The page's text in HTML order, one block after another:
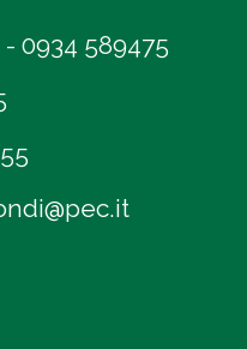
- 0934 589475